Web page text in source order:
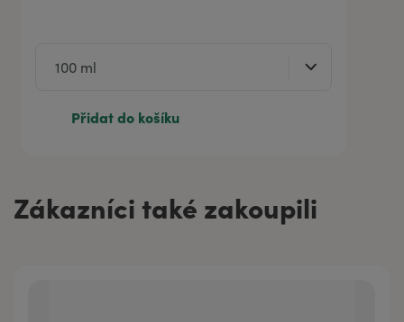
Přidat do košíku
Zákazníci také zakoupili